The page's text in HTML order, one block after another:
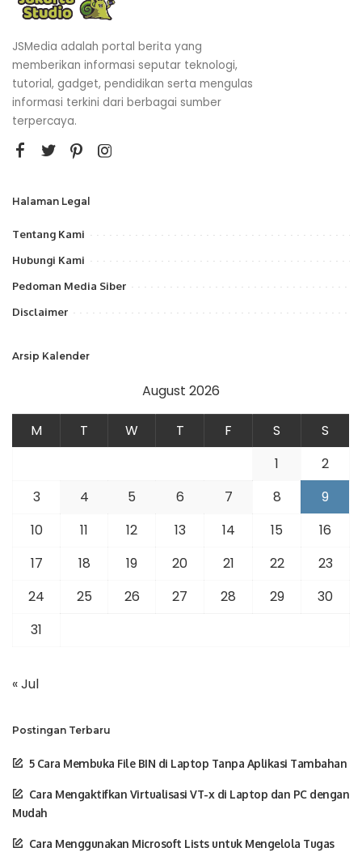
JSMedia adalah portal berita yang
memberikan informasi seputar teknologi,
tutorial, gadget, pendidikan serta mengulas
informasi terkini dari berbagai sumber
terpercaya.
Halaman Legal
Tentang Kami
Hubungi Kami
Pedoman Media Siber
Disclaimer
Arsip Kalender
August 2026
M T W T F S
S
1
2
3
4 5 6 7 8
9
10
11 12 13 14 15
16
17
18 19 20 21 22
23
24
25 26 27 28 29
30
31
« Jul
Postingan Terbaru
5 Cara Membuka File BIN di Laptop Tanpa Aplikasi Tambahan
Cara Mengaktifkan Virtualisasi VT-x di Laptop dan PC dengan
Mudah
Cara Menggunakan Microsoft Lists untuk Mengelola Tugas